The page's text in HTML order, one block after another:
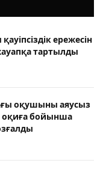
ережесін
тартылды
оқушыны аяусыз
оқиға бойынша